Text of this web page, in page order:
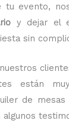
tu evento,
y dejar el
sin
están
de